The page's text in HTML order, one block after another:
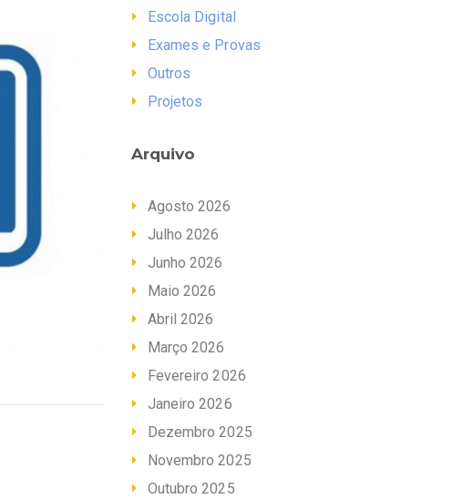
Escola Digital
Exames e Provas
Outros
Projetos
Arquivo
Agosto 2026
Julho 2026
Junho 2026
Maio 2026
Abril 2026
Março 2026
Fevereiro 2026
Janeiro 2026
Dezembro 2025
Novembro 2025
Outubro 2025